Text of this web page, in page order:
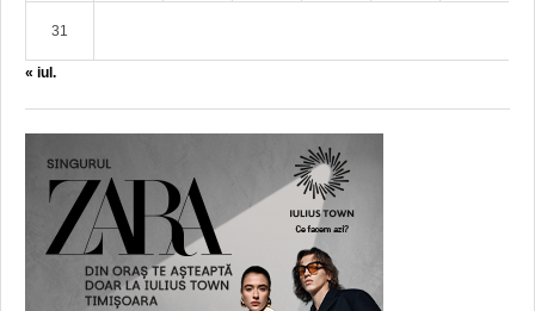
31
« iul.